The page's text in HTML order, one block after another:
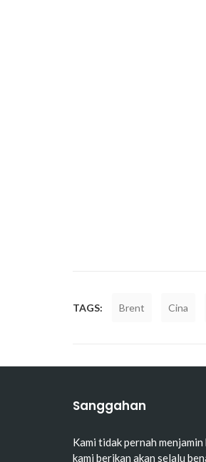
TAGS: Brent Cina
Sanggahan
Kami tidak pernah
kami berikan akan selalu